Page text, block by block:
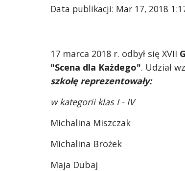
Data publikacji: Mar 17, 2018
17 marca 2018 r. odbył się XVII
"Scena dla Każdego". Udział
szkołę reprezentowały:
w kategorii klas I - IV
Michalina Miszczak
Michalina Brożek
Maja Dubaj